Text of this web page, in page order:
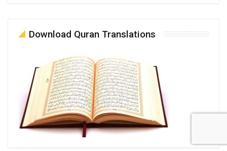
Download Quran Translations